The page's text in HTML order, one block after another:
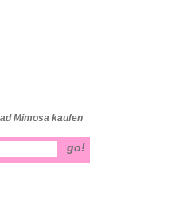
Mimosa kaufen